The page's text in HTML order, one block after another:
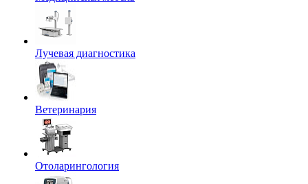
Лучевая диагностика
Ветеринария
Отоларингология